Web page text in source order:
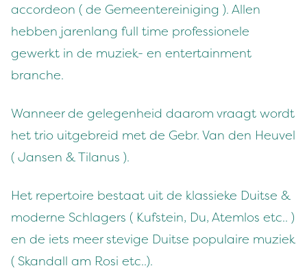
accordeon ( de Gemeentereiniging ). Allen
hebben jarenlang full time professionele
gewerkt in de muziek- en entertainment
branche.
Wanneer de gelegenheid daarom vraagt wordt
het trio uitgebreid met de Gebr. Van den Heuvel
( Jansen & Tilanus ).
Het repertoire bestaat uit de klassieke Duitse &
moderne Schlagers ( Kufstein, Du, Atemlos etc.. )
en de iets meer stevige Duitse populaire muziek
( Skandall am Rosi etc..).